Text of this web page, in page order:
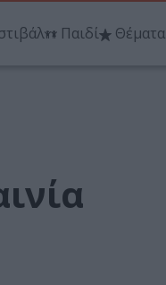
Παιδί Θέματα